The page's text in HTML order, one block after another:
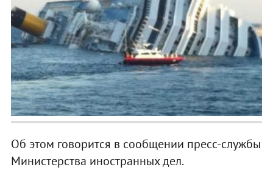
Об этом говорится в сообщении пресс-службы
Министерства иностранных дел.